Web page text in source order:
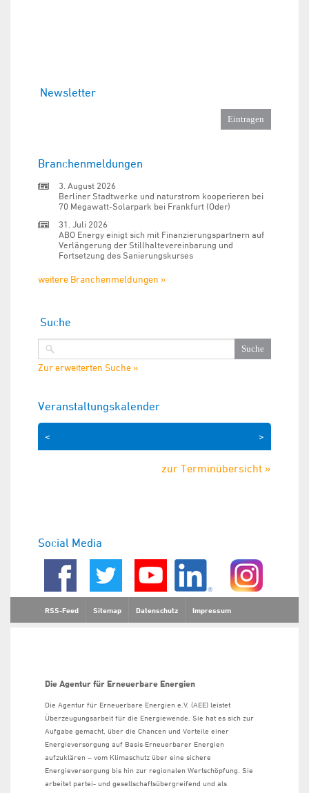
Newsletter
Branchenmeldungen
3. August 2026
Berliner Stadtwerke und naturstrom kooperieren bei
70 Megawatt-Solarpark bei Frankfurt (Oder)
31. Juli 2026
ABO Energy einigt sich mit Finanzierungspartnern auf
Verlängerung der Stillhaltevereinbarung und
Fortsetzung des Sanierungskurses
weitere Branchenmeldungen »
Suche
Zur erweiterten Suche »
Veranstaltungskalender
>
<
zur Terminübersicht »
Social Media
RSS-Feed Sitemap Datenschutz Impressum
Die Agentur für Erneuerbare Energien
Die Agentur für Erneuerbare Energien e.V. (AEE) leistet
Überzeugungsarbeit für die Energiewende. Sie hat es sich zur
Aufgabe gemacht, über die Chancen und Vorteile einer
Energieversorgung auf Basis Erneuerbarer Energien
aufzuklären – vom Klimaschutz über eine sichere
Energieversorgung bis hin zur regionalen Wertschöpfung. Sie
arbeitet partei- und gesellschaftsübergreifend und als